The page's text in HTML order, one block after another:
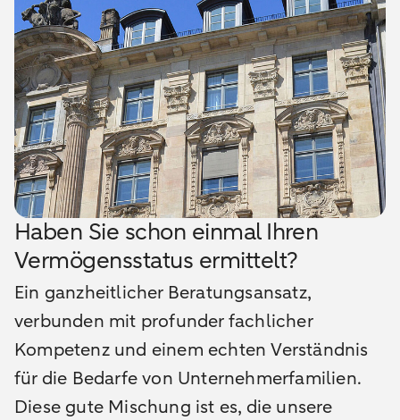
Haben Sie schon einmal Ihren
Vermögensstatus ermittelt?
Ein ganzheitlicher Beratungsansatz,
verbunden mit profunder fachlicher
Kompetenz und einem echten Verständnis
für die Bedarfe von Unternehmerfamilien.
Diese gute Mischung ist es, die unsere